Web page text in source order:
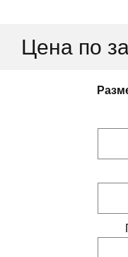
Цена по